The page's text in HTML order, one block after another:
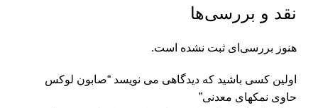
نقد و بررسی‌ها
هنوز بررسی‌ای ثبت نشده است.
اولین کسی باشید که دیدگاهی می نویسد “صابون لوکس
حاوی نمکهای معدنی”